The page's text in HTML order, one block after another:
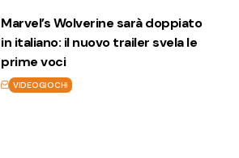
Marvel’s Wolverine sarà doppiato
in italiano: il nuovo trailer svela le
prime voci
VIDEOGIOCHI